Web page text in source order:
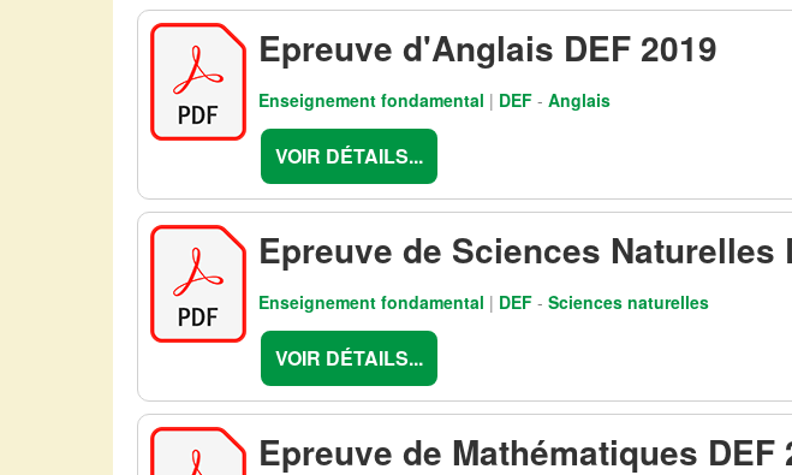
Epreuve d'Anglais DEF 2019
Enseignement fondamental | DEF -Anglais
VOIR DÉTAILS...
Epreuve de Sciences Naturelles
Enseignement fondamental | DEF -Sciences naturelles
VOIR DÉTAILS...
Epreuve de Mathématiques DEF